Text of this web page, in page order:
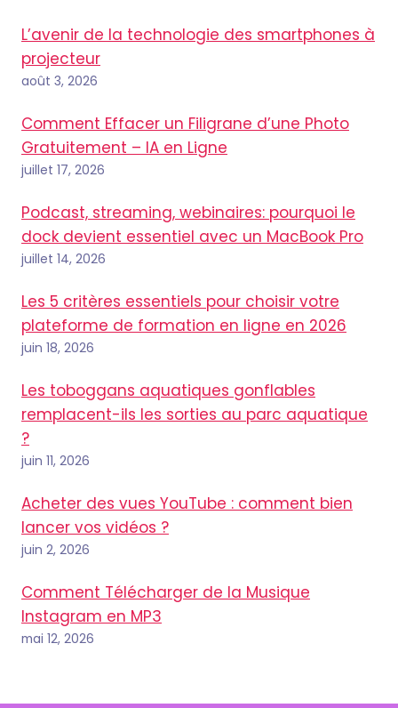
L’avenir de la technologie des smartphones à
projecteur
août 3, 2026
Comment Effacer un Filigrane d’une Photo
Gratuitement – IA en Ligne
juillet 17, 2026
Podcast, streaming, webinaires: pourquoi le
dock devient essentiel avec un MacBook Pro
juillet 14, 2026
Les 5 critères essentiels pour choisir votre
plateforme de formation en ligne en 2026
juin 18, 2026
Les toboggans aquatiques gonflables
remplacent-ils les sorties au parc aquatique
?
juin 11, 2026
Acheter des vues YouTube : comment bien
lancer vos vidéos ?
juin 2, 2026
Comment Télécharger de la Musique
Instagram en MP3
mai 12, 2026